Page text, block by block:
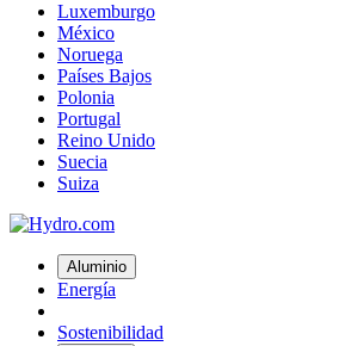
Luxemburgo
México
Noruega
Países Bajos
Polonia
Portugal
Reino Unido
Suecia
Suiza
Aluminio
Energía
Sostenibilidad